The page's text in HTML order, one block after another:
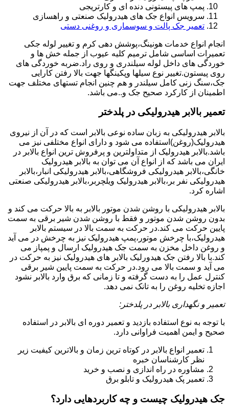
پمپ های پیستونی دنده ای و کارتریجی
سرویس انواع جک های هیدرولیک صنعتی و راهسازی
تعمیر جک پالت و سوسماری و روغنی دستی
انجام انواع خدمات هونینگ،پوشش دهی کرم و تغییر لوله جکی
تعمیرات اساسی شامل ترمیم کلیه عیوب از جمله خش ها و
خوردگی های داخل لوله سیلندری و روی راد.ضربه خوردگی های
روی پیستون.تغییر نوع سیلها وپکینگها جهت بالا رفتن کارایی
جک،سنگ زنی کامل سیلندر و هم چنین انجام تستهای مختلف جهت
اطمینان از کارکرد صحیح جک و..می باشد.
تعمیر بالابر هیدرولیکی در پلدختر
بالابر هیدرولیکی به زبان ساده نوعی بالابر است که در آن از نیروی
هیدرولیک(روغن)استفاده می شود و دارای انواع مختلفی نیز می
باشد.بالابر هیدرولیک از متداولترین و پرفروش ترین انواع بالابر در
ایران می باشد که از انواع آن می توان به بالابر هیدرولیک
خانگی،بالابر هیدرولیکی فروشگاهی،بالابر هیدرولیکی انبار،بالابر
هیدرولیکی نفر بر،بالابر هیدرولیک ویلچربر،بالابر هیدرولیکی صنعتی
اشاره کرد.
بالابر هیدرولیکی با روشن شدن موتور بالابر به بالا حرکت می کند و
بدون روشن شدن موتور و فقط با روشن شدن شیر برقی به سمت
پایین حرکت می کند.در حرکت به سمت بالا در سیستم بالابر
هیدرولیک،با چرخش موتور،پمپ هیدرولیک نیز به چرخش در می آید
و روغن داخل مخزن به سمت جک هیدرولیک ارسال و پمپاز می
کند.با بالا رفتن جک هیدورلیک بالابر های هیدرولیک نیز به حرکت در
می آید و سمت بالا می رود.در حرکت به سمت پایین شیر برقی
کنترل عمل را به دست گرفته و تا زمانی که برق وارد بالابر نشود
اجازه تخلیه روغن را به تانک نمی دهد.
تعمیر و نگهداری بالابر در پلدختر:
با توجه به نوع استفاده بازدید و تعمیر دوره ای بالابر در استفاده
صحیح و ایمن اهمیت فراوانی دارد.
تعمیر انواع بالابر در کوتاه ترین زمان و بالاترین کیفیت زیر
نظر کارشناسان خبره
مشاوره در راه اندازی و نصب و خرید
تعمیر پک هیدرولیک و تابلو برق
جک هیدرولیک چیست و چه کاربردهایی دارد؟